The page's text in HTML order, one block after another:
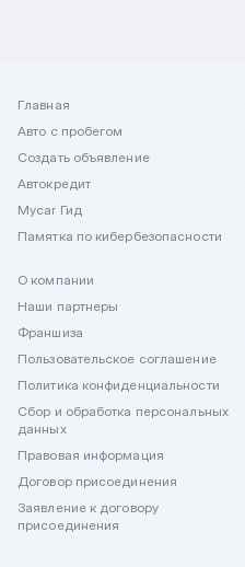
Главная
Авто с пробегом
Создать объявление
Автокредит
Mycar Гид
Памятка по кибербезопасности
О компании
Наши партнеры
Франшиза
Пользовательское соглашение
Политика конфиденциальности
Сбор и обработка персональных
данных
Правовая информация
Договор присоединения
Заявление к договору
присоединения